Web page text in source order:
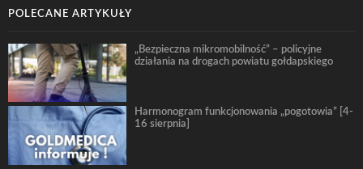
POLECANE ARTYKUŁY
„Bezpieczna mikromobilność” – policyjne
działania na drogach powiatu gołdapskiego
Harmonogram funkcjonowania „pogotowia” [4-
16 sierpnia]